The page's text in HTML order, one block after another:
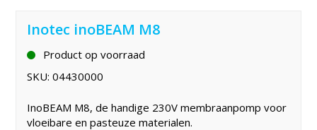
Inotec inoBEAM M8
Product op voorraad
SKU:04430000
InoBEAM M8, de handige 230V membraanpomp voor
vloeibare en pasteuze materialen.